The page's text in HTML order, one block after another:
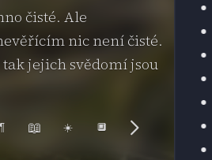
čisté. Ale
nic není čisté.
jejich svědomí jsou
¶ 📖 ☀️ 🔲